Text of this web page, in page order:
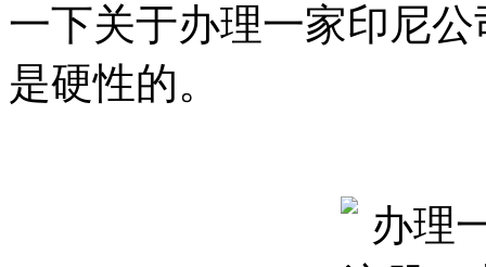
一下关于办理一家印尼
是硬性的。